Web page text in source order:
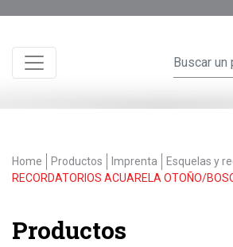
Home Productos Imprenta
Esquelas y
RECORDATORIOS ACUARELA OTOÑO/
Productos